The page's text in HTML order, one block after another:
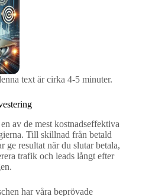
text är cirka 4-5 minuter.
av de mest kostnadseffektiva
Till skillnad från betald
ge resultat när du slutar betala,
trafik och leads långt efter
har våra beprövade